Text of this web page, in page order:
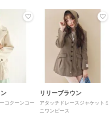
コクーンコー
リリーブラウン
アタッチドレースジャケットミ
ニワンピース